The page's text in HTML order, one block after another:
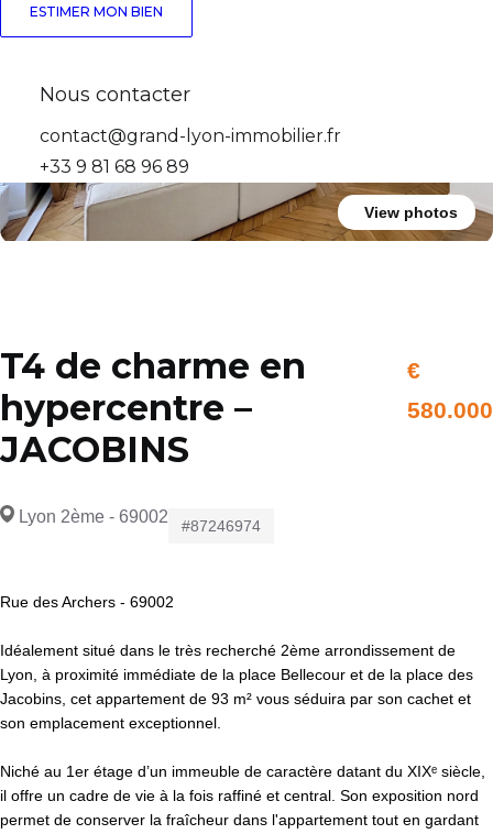
ESTIMER MON BIEN
Nous contacter
contact@grand-lyon-immobilier.fr
+33 9 81 68 96 89
View photos
T4 de charme en
hypercentre –
JACOBINS
€
580.000
Lyon 2ème - 69002
#87246974
Rue des Archers - 69002
Idéalement situé dans le très recherché 2ème arrondissement de
Lyon, à proximité immédiate de la place Bellecour et de la place des
Jacobins, cet appartement de 93 m² vous séduira par son cachet et
son emplacement exceptionnel.
Niché au 1er étage d’un immeuble de caractère datant du XIXᵉ siècle,
il offre un cadre de vie à la fois raffiné et central. Son exposition nord
permet de conserver la fraîcheur dans l'appartement tout en gardant